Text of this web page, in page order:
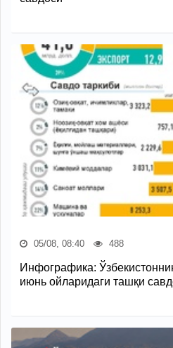
05/08, 08:40 488
Инфографика:
июнь ойларидаги ташқи